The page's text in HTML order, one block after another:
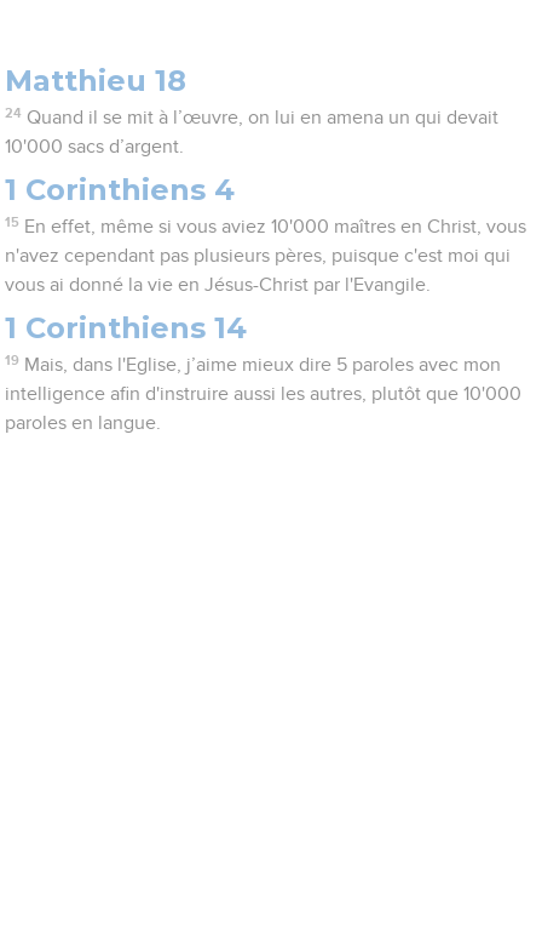
Matthieu 18
24 Quand il se mit à l’œuvre, on lui en amena un qui devait
10'000 sacs d’argent.
1 Corinthiens 4
15 En effet, même si vous aviez 10'000 maîtres en Christ, vous
n'avez cependant pas plusieurs pères, puisque c'est moi qui
vous ai donné la vie en Jésus-Christ par l'Evangile.
1 Corinthiens 14
19 Mais, dans l'Eglise, j’aime mieux dire 5 paroles avec mon
intelligence afin d'instruire aussi les autres, plutôt que 10'000
paroles en langue.